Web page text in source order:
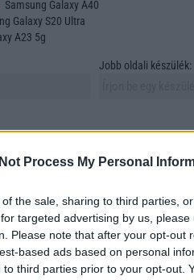
Process My Personal
the sale, sharing to third parties,
targeted advertising by us,
Please note that after your opt-out
based ads based on personal
to third parties prior to your opt-out.
Samsung Galaxy A40
Galaxy S20 Ultra
A23 5g
Jobb oldali készülék:
az egyik legfontosabb
A mobiltelefonok sokfélesége azonban
Ebben a cikkben összehasonlítunk
azokat az elemeket, amelyek a